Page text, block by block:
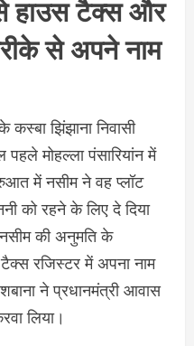
हाउस टैक्स और
से अपने नाम
कस्बा झिंझाना निवासी
मोहल्ला पंसारियांन में
में नसीम ने वह प्लॉट
को रहने के लिए दे दिया
नसीम की अनुमति के
रजिस्टर में अपना नाम
ने प्रधानमंत्री आवास
लिया।